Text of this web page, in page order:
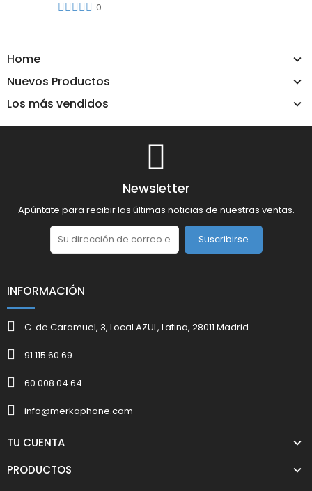
Home
Nuevos Productos
Los más vendidos
0
Newsletter
Apúntate para recibir las últimas noticias de nuestras ventas.
Suscribirse
INFORMACIÓN
C. de Caramuel, 3, Local AZUL, Latina, 28011 Madrid
91 115 60 69
60 008 04 64
info@merkaphone.com
TU CUENTA
PRODUCTOS